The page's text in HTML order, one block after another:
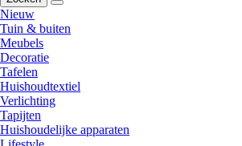
Nieuw
Tuin & buiten
Meubels
Decoratie
Tafelen
Huishoudtextiel
Verlichting
Tapijten
Huishoudelijke apparaten